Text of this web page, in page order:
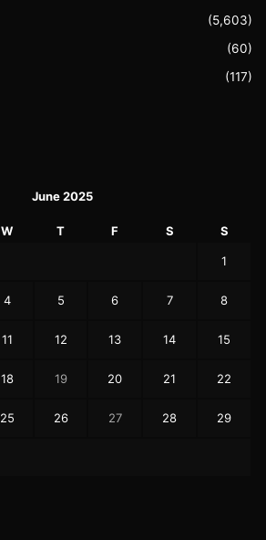
(5,603)
(60)
(117)
June 2025
W T F S S
1
4 5 6 7 8
11 12 13 14 15
18 19 20 21 22
25 26 27 28 29